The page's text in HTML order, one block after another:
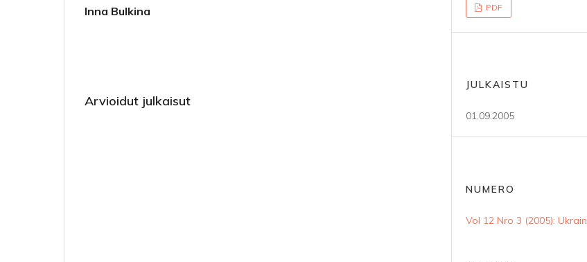
Inna Bulkina
Arvioidut julkaisut
PDF
JULKAISTU
01.09.2005
NUMERO
Vol 12 Nro 3 (2005):